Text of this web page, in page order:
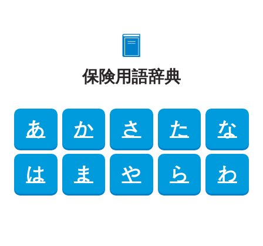
保険用語辞典
あ か さ た な
は ま や ら わ